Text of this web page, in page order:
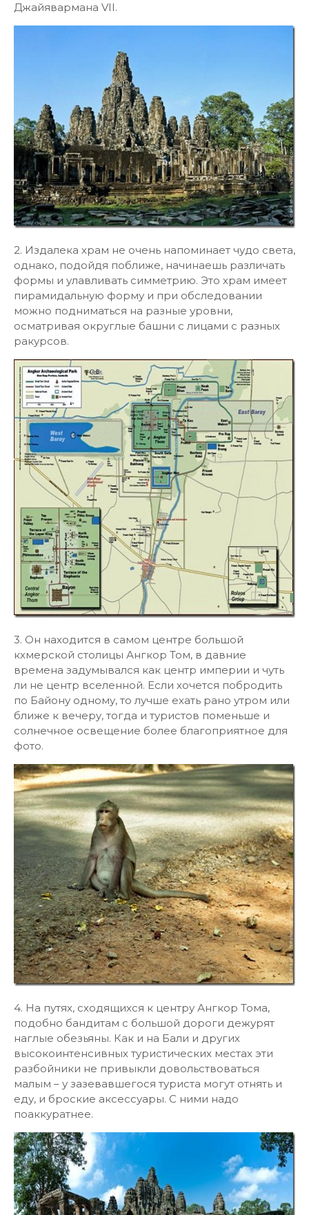
Джайявармана VII.
2. Издалека храм не очень напоминает чудо света,
однако, подойдя поближе, начинаешь различать
формы и улавливать симметрию. Это храм имеет
пирамидальную форму и при обследовании
можно подниматься на разные уровни,
осматривая округлые башни с лицами с разных
ракурсов.
3. Он находится в самом центре большой
кхмерской столицы Ангкор Том, в давние
времена задумывался как центр империи и чуть
ли не центр вселенной. Если хочется побродить
по Байону одному, то лучше ехать рано утром или
ближе к вечеру, тогда и туристов поменьше и
солнечное освещение более благоприятное для
фото.
4. На путях, сходящихся к центру Ангкор Тома,
подобно бандитам с большой дороги дежурят
наглые обезьяны. Как и на Бали и других
высокоинтенсивных туристических местах эти
разбойники не привыкли довольствоваться
малым – у зазевавшегося туриста могут отнять и
еду, и броские аксессуары. С ними надо
поаккуратнее.